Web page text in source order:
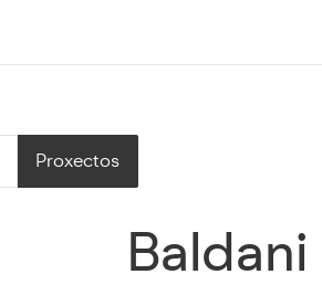
Proxectos
Baldani